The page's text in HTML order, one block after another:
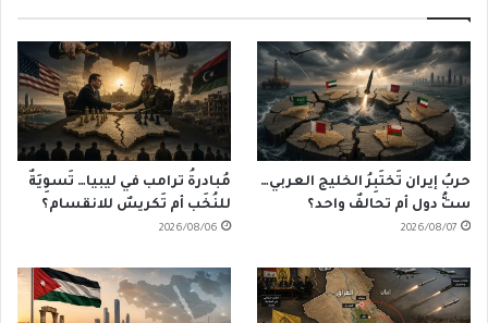
حربُ إيران تَختَبِرُ الخليج العربي…
ستُّ دول أم تحالفٌ واحد؟
2026/08/07
مُبادرةُ ترامب في ليبيا… تَسوِيَةٌ
للنُخَب أم تَكريسٌ للانقسام؟
2026/08/06